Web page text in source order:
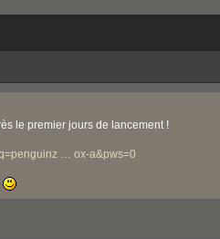
le premier jours de lancement !
… ox-a&pws=0